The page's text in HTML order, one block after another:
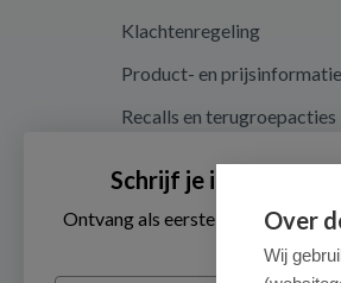
Klachtenregeling
Product- en prijsinformatie
Recalls en terugroepacties
Privacy en
Cookie instellingen
Algemene voorwaarden
Over
Wij
Schrijf je in voor
Ontvang als eerste de beste